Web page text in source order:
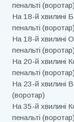
пенальті (воротар)
На 18-й хвилині
пенальті (воротар)
На 18-й хвилині
пенальті (воротар)
На 20-й хвилині
пенальті (воротар)
На 23-й хвилині
(воротар)
На 35-й хвилині
пенальті (воротар)